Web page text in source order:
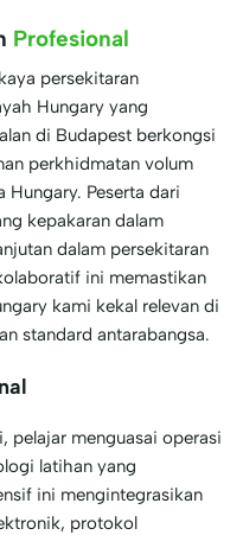
Profesional
persekitaran
Hungary yang
di Budapest berkongsi
perkhidmatan volum
Hungary. Peserta dari
kepakaran dalam
dalam persekitaran
ini memastikan
kami kekal relevan di
standard antarabangsa.
pelajar menguasai operasi
latihan yang
ini mengintegrasikan
protokol